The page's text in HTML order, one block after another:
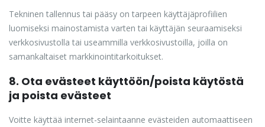
Tekninen tallennus tai pääsy on tarpeen käyttäjäprofiilien
luomiseksi mainostamista varten tai käyttäjän seuraamiseksi
verkkosivustolla tai useammilla verkkosivustoilla, joilla on
samankaltaiset markkinointitarkoitukset.
8. Ota evästeet käyttöön/poista käytöstä
ja poista evästeet
Voitte käyttää internet-selaintaanne evästeiden automaattiseen